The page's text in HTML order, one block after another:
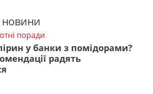
новини
поради
у банки з помідорами?
радять